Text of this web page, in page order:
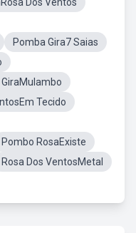
Pomba Gira7 Saias
Tecido
Pombo RosaExiste
Rosa Dos VentosMetal